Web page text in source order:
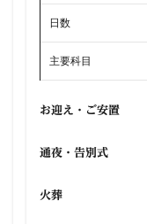
日数
主要科目
お迎え・ご安置
通夜・告別式
火葬